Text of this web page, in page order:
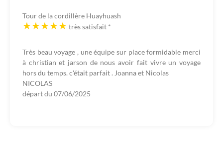
Tour de la cordillère Huayhuash
très satisfait *
Très beau voyage , une équipe sur place formidable merci
à christian et jarson de nous avoir fait vivre un voyage
hors du temps. c'était parfait . Joanna et Nicolas
NICOLAS
départ du 07/06/2025